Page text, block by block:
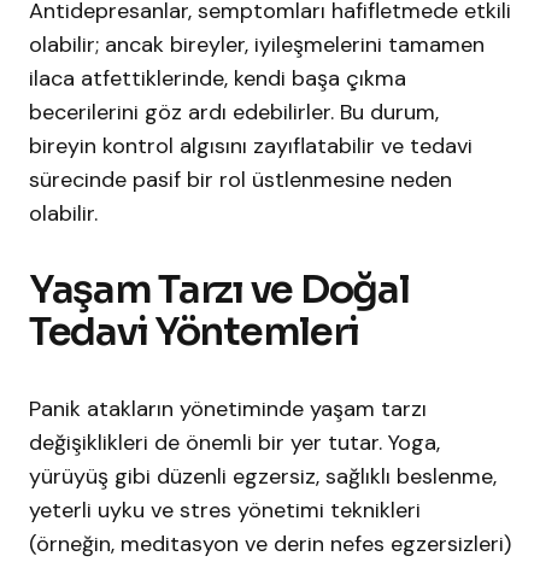
Antidepresanlar, semptomları hafifletmede etkili
olabilir; ancak bireyler, iyileşmelerini tamamen
ilaca atfettiklerinde, kendi başa çıkma
becerilerini göz ardı edebilirler. Bu durum,
bireyin kontrol algısını zayıflatabilir ve tedavi
sürecinde pasif bir rol üstlenmesine neden
olabilir.
Yaşam Tarzı ve Doğal
Tedavi Yöntemleri
Panik atakların yönetiminde yaşam tarzı
değişiklikleri de önemli bir yer tutar. Yoga,
yürüyüş gibi düzenli egzersiz, sağlıklı beslenme,
yeterli uyku ve stres yönetimi teknikleri
(örneğin, meditasyon ve derin nefes egzersizleri)